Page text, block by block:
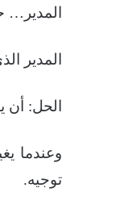
المدير…
المدير
الحل: أن
وعندما
توجيه.